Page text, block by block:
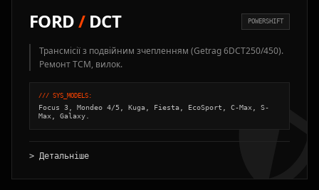
FORD/DCT POWERSHIFT
Трансмісії з подвійним зчепленням (Getrag 6DCT250/450).
Ремонт TCM, вилок.
/// SYS_MODELS:
Focus 3, Mondeo 4/5, Kuga, Fiesta, EcoSport, C-Max, S-
Max, Galaxy.
> Детальніше